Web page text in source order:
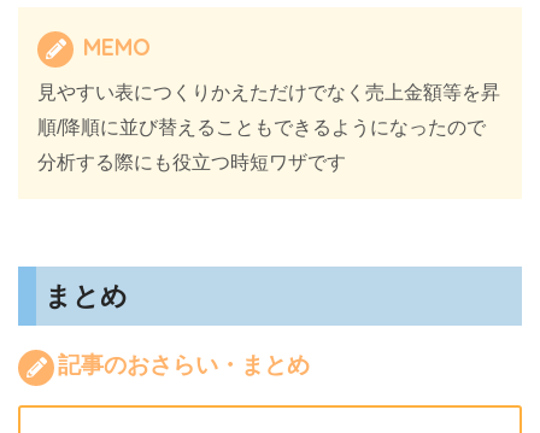
MEMO
見やすい表につくりかえただけでなく売上金額等を昇
順/降順に並び替えることもできるようになったので
分析する際にも役立つ時短ワザです
まとめ
記事のおさらい・まとめ